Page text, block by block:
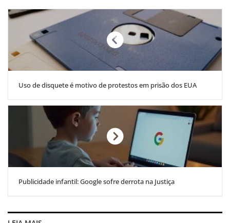
Uso de disquete é motivo de protestos em prisão dos EUA
Publicidade infantil: Google sofre derrota na Justiça